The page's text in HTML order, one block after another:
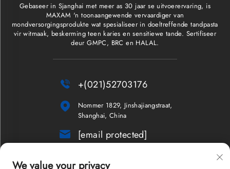
Gebaseer in Sjanghai met meer as 30 jaar se uitvoerervaring, is
MAXAM 'n toonaangewende vervaardiger van
mondversorgingsprodukte wat spesialiseer in doeltreffende tandpasta
vir witmaak, beskerming teen karies en sensitiewe tande. Sertifiseer
deur GMPC, BRC en HALAL.
 +(021)52703176

Nommer 1829, Jinshajiangstraat,
Shanghai, China
 [email protected]
Nuusbrief
We value your privacy